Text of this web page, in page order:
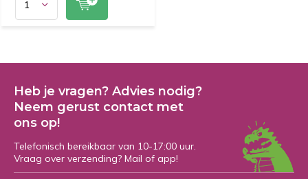
Heb je vragen? Advies nodig?
Neem gerust contact met
ons op!
Telefonisch bereikbaar van 10-17:00 uur.
Vraag over verzending? Mail of app!